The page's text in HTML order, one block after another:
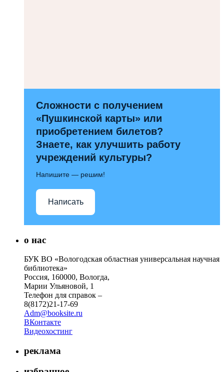
Сложности с получением
«Пушкинской карты» или
приобретением билетов?
Знаете, как улучшить работу
учреждений культуры?
Напишите — решим!
Написать
о нас
БУК ВО «Вологодская областная универсальная научная
библиотека»
Россия, 160000, Вологда,
Марии Ульяновой, 1
Телефон для справок –
8(8172)21-17-69
Adm@booksite.ru
ВКонтакте
Видеохостинг
реклама